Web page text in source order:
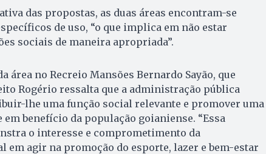
das propostas, as duas áreas encontram-se
de uso, “o que implica em não estar
sociais de maneira apropriada”.
área no Recreio Mansões Bernardo Sayão, que
Rogério ressalta que a administração pública
lhe uma função social relevante e promover uma
benefício da população goianiense. “Essa
o interesse e comprometimento da
agir na promoção do esporte, lazer e bem-estar